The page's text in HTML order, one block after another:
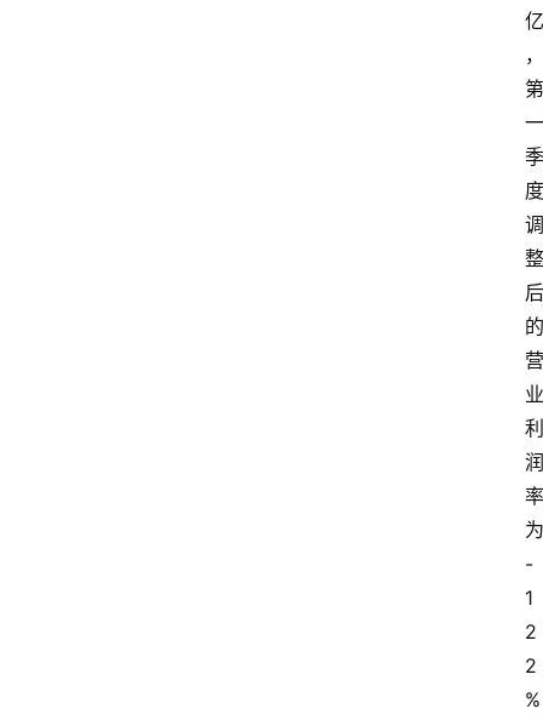
亿
，
第
一
季
度
调
整
后
的
营
业
利
润
率
为
-
1
2
2
%